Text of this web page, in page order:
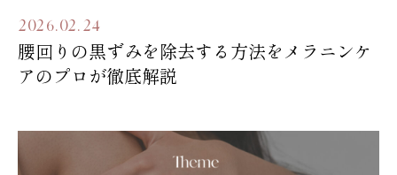
2026.02.24
腰回りの黒ずみを除去する方法をメラニンケ
アのプロが徹底解説